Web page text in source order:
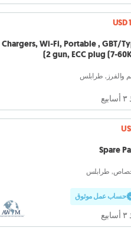
USD
Chargers, Wi-Fi, Portable , GBT/
2 gun, ECC plug (7-
والفرز, طرابلس
Spare
طرابلس
حساب عمل موثوق